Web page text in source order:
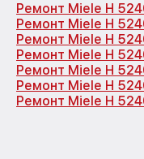
Ремонт Miele H
Ремонт Miele H
Ремонт Miele H
Ремонт Miele H
Ремонт Miele H
Ремонт Miele H
Ремонт Miele H